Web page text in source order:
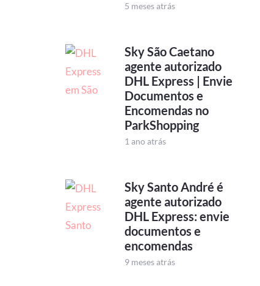
5 meses atrás
Sky São Caetano
agente autorizado
DHL Express | Envie
Documentos e
Encomendas no
ParkShopping
1 ano atrás
Sky Santo André é
agente autorizado
DHL Express: envie
documentos e
encomendas
9 meses atrás